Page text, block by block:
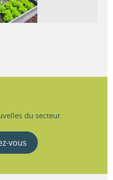
du secteur.
vous